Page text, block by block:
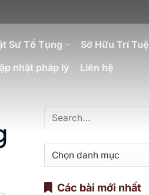
Sư Tố Tụng
Sở Hữu Trí Tuệ
nhật pháp lý Liên hệ
Danh
mục
Các bài mới nhất